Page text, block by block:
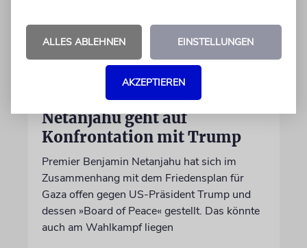
GAZA-FRIEDENSPLAN
Netanjahu geht auf
Konfrontation mit Trump
Premier Benjamin Netanjahu hat sich im
Zusammenhang mit dem Friedensplan für
Gaza offen gegen US-Präsident Trump und
dessen »Board of Peace« gestellt. Das könnte
auch am Wahlkampf liegen
ALLES ABLEHNEN EINSTELLUNGEN
AKZEPTIEREN